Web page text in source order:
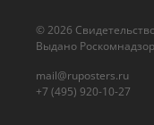
© 2026
Выдано
mail@ruposters.ru
+7 (495) 920-10-27